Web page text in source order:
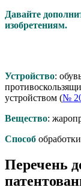
Давайте
изобретениям.
Устройство:
устройством (№
Вещество:
Способ
Перечень